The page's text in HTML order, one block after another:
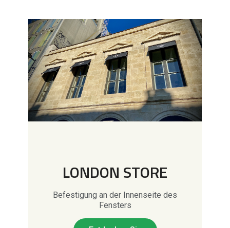
LONDON STORE
Befestigung an der Innenseite des
Fensters